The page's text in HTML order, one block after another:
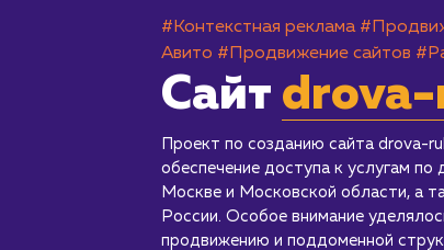
#Контекстная реклама
Авито #Продвижение сайтов
Сайт
Проект по созданию сайта drova-
обеспечение доступа к услугам
Москве и Московской области, а
России. Особое внимание
продвижению и поддоменной